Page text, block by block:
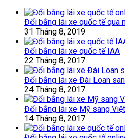
Đổi bằng lái xe quốc tế qua
31 Tháng 8, 2019
Đổi bằng lái xe quốc tế IAA
22 Tháng 8, 2017
Đổi bằng lái xe Đài Loan
24 Tháng 8, 2017
Đổi bằng lái xe Mỹ sang
14 Tháng 8, 2017